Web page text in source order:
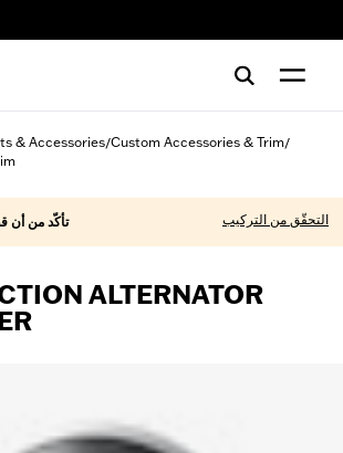
& Accessories/Custom Accessories & Trim/
تأكّد من أن التحقّق من التركيب
ALTERNATOR